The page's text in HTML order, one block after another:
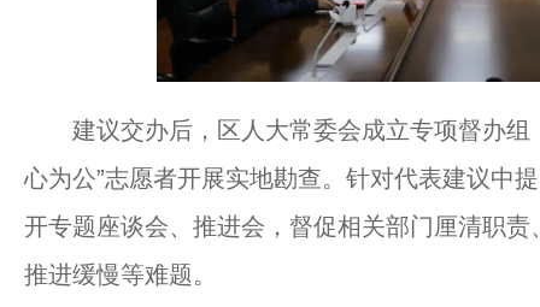
建议交办后，区人大常委会成立专项督办组
心为公”志愿者开展实地勘查。针对代表建议中
开专题座谈会、推进会，督促相关部门厘清职
推进缓慢等难题。